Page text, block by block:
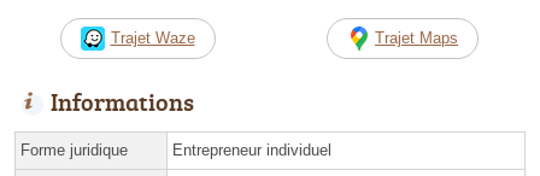
Trajet Waze Trajet Maps
Informations
Forme juridique Entrepreneur individuel